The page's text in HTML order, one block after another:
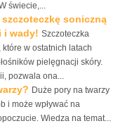
świecie,...
soniczną
i wady! Szczoteczka
w ostatnich latach
pielęgnacji skóry.
pozwala ona...
Duże pory na twarzy
i może wpływać na
Wiedza na temat...